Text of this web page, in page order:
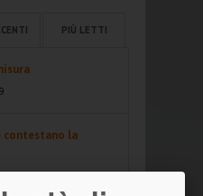
PIÙ LETTI
contestano la